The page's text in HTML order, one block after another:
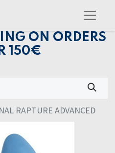
ON ORDERS
150€
RAPTURE ADVANCED